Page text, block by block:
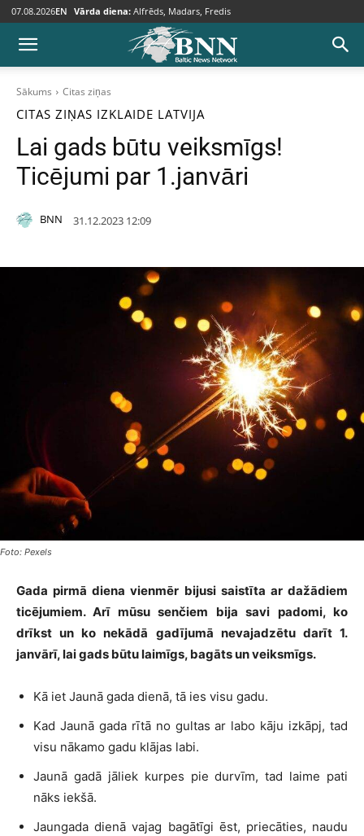
07.08.2026EN Vārda diena: Alfrēds, Madars, Fredis
Sākums Citas ziņas
CITAS ZIŅAS IZKLAIDE LATVIJA
Lai gads būtu veiksmīgs!
Ticējumi par 1.janvāri
BNN 31.12.2023 12:09
Foto: Pexels
Gada pirmā diena vienmēr bijusi saistīta ar dažādiem
ticējumiem. Arī mūsu senčiem bija savi padomi, ko
drīkst un ko nekādā gadījumā nevajadzētu darīt 1.
janvārī, lai gads būtu laimīgs, bagāts un veiksmīgs.
Kā iet Jaunā gada dienā, tā ies visu gadu.
Kad Jaunā gada rītā no gultas ar labo kāju izkāpj, tad
visu nākamo gadu klājas labi.
Jaunā gadā jāliek kurpes pie durvīm, tad laime pati
nāks iekšā.
Jaungada dienā vajag bagātīgi ēst, priecāties, naudu